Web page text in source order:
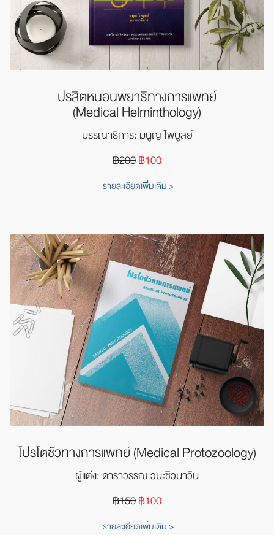
ปรสิตหนอนพยาธิทางการแพทย์
(Medical Helminthology)
บรรณาธิการ: มนูญ ไพบูลย์
฿200฿100
รายละเอียดเพิ่มเติม >
โปรโตซัวทางการแพทย์(Medical Protozoology)
ผู้แต่ง: ดาราวรรณ วนะชิวนาวิน
฿150฿100
รายละเอียดเพิ่มเติม >